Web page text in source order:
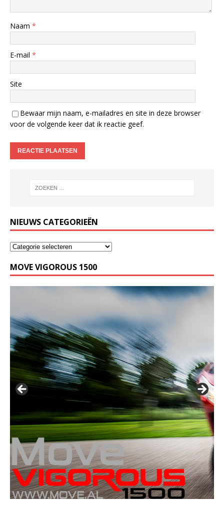
Naam *
E-mail *
Site
Bewaar mijn naam, e-mailadres en site in deze browser
voor de volgende keer dat ik reactie geef.
NIEUWS CATEGORIEËN
MOVE VIGOROUS 1500